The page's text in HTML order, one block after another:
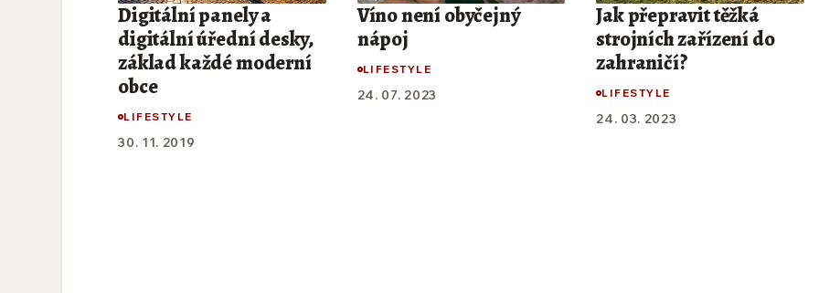
Digitální panely a
digitální úřední desky,
základ každé moderní
obce
LIFESTYLE
30. 11. 2019
Víno není obyčejný
nápoj
LIFESTYLE
24. 07. 2023
Jak přepravit těžká
strojních zařízení do
zahraničí?
LIFESTYLE
24. 03. 2023